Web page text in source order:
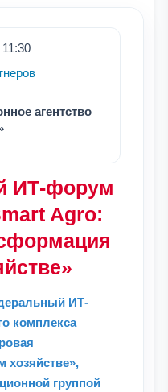
агентство
ИТ-форум
Agro:
ИТ-
комплекса
хозяйстве»,
группой